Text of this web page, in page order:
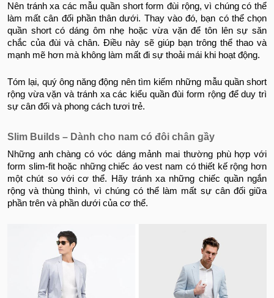
Nên tránh xa các mẫu quần short form đùi rộng, vì chúng có thể
làm mất cân đối phần thân dưới. Thay vào đó, bạn có thể chọn
quần short có dáng ôm nhẹ hoặc vừa vặn để tôn lên sự săn
chắc của đùi và chân. Điều này sẽ giúp bạn trông thể thao và
mạnh mẽ hơn mà không làm mất đi sự thoải mái khi hoạt động.
Tóm lại, quý ông năng động nên tìm kiếm những mẫu quần short
rộng vừa vặn và tránh xa các kiểu quần đùi form rộng để duy trì
sự cân đối và phong cách tươi trẻ.
Slim Builds – Dành cho nam có đôi chân gầy
Những anh chàng có vóc dáng mảnh mai thường phù hợp với
form slim-fit hoặc những chiếc áo vest nam có thiết kế rộng hơn
một chút so với cơ thể. Hãy tránh xa những chiếc quần ngắn
rộng và thùng thình, vì chúng có thể làm mất sự cân đối giữa
phần trên và phần dưới của cơ thể.